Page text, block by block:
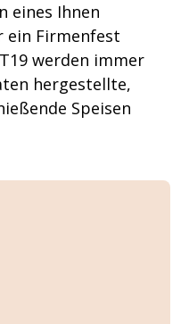
eines Ihnen
ein Firmenfest
werden immer
hergestellte,
Speisen